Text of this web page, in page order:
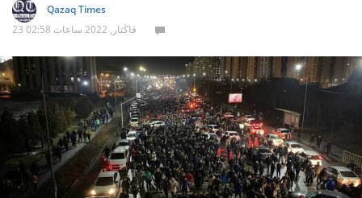
Qazaq Times
23 قاڭتار, 2022 ساعات 02:58